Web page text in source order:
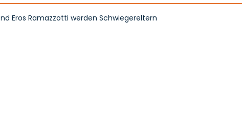
Eros Ramazzotti werden Schwiegereltern